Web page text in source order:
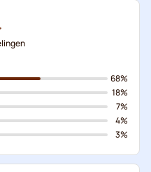
68%
18%
7%
4%
3%